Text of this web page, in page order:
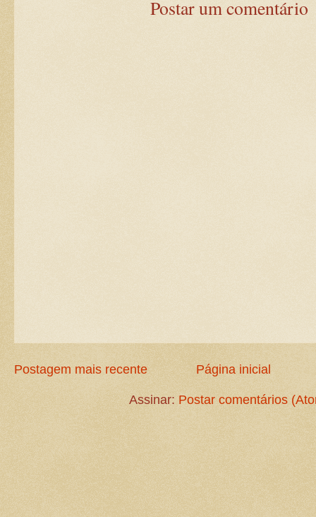
Postar um comentário
Postagem mais recente Página inicial
Assinar: Postar comentários